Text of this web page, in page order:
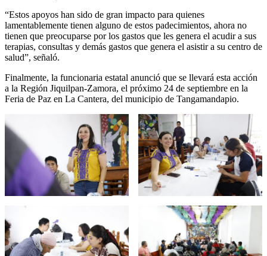
“Estos apoyos han sido de gran impacto para quienes
lamentablemente tienen alguno de estos padecimientos, ahora no
tienen que preocuparse por los gastos que les genera el acudir a sus
terapias, consultas y demás gastos que genera el asistir a su centro de
salud”, señaló.
Finalmente, la funcionaria estatal anunció que se llevará esta acción
a la Región Jiquilpan-Zamora, el próximo 24 de septiembre en la
Feria de Paz en La Cantera, del municipio de Tangamandapio.